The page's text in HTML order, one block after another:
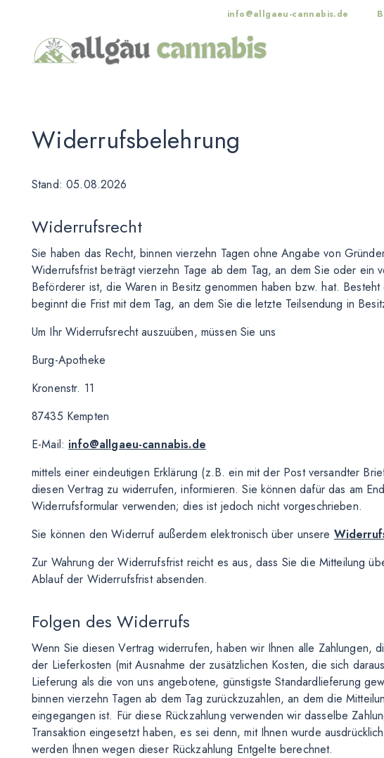
info@allgaeu-cannabis.de
Widerrufsbelehrung
Stand: 05.08.2026
Widerrufsrecht
Sie haben das Recht, binnen vierzehn Tagen ohne Angabe von
Widerrufsfrist beträgt vierzehn Tage ab dem Tag, an dem Sie oder ein
Beförderer ist, die Waren in Besitz genommen haben bzw. hat.
beginnt die Frist mit dem Tag, an dem Sie die letzte Teilsendung in
Um Ihr Widerrufsrecht auszuüben, müssen Sie uns
Burg-Apotheke
Kronenstr. 11
87435 Kempten
E-Mail: info@allgaeu-cannabis.de
mittels einer eindeutigen Erklärung (z.B. ein mit der Post versandter
diesen Vertrag zu widerrufen, informieren. Sie können dafür das am
Widerrufsformular verwenden; dies ist jedoch nicht vorgeschrieben.
Sie können den Widerruf außerdem elektronisch über unsere
Zur Wahrung der Widerrufsfrist reicht es aus, dass Sie die Mitteilung
Ablauf der Widerrufsfrist absenden.
Folgen des Widerrufs
Wenn Sie diesen Vertrag widerrufen, haben wir Ihnen alle Zahlungen,
der Lieferkosten (mit Ausnahme der zusätzlichen Kosten, die sich
Lieferung als die von uns angebotene, günstigste Standardlieferung
binnen vierzehn Tagen ab dem Tag zurückzuzahlen, an dem die
eingegangen ist. Für diese Rückzahlung verwenden wir dasselbe
Transaktion eingesetzt haben, es sei denn, mit Ihnen wurde
werden Ihnen wegen dieser Rückzahlung Entgelte berechnet.